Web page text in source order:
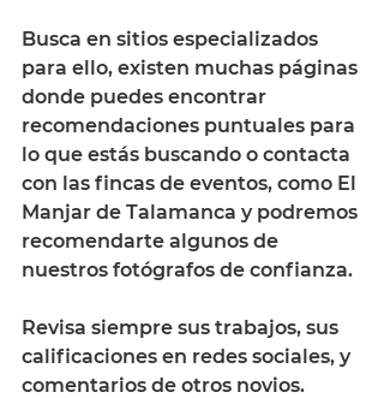
Busca en sitios especializados
para ello, existen muchas páginas
donde puedes encontrar
recomendaciones puntuales para
lo que estás buscando o contacta
con las fincas de eventos, como El
Manjar de Talamanca y podremos
recomendarte algunos de
nuestros fotógrafos de confianza.
Revisa siempre sus trabajos, sus
calificaciones en redes sociales, y
comentarios de otros novios.